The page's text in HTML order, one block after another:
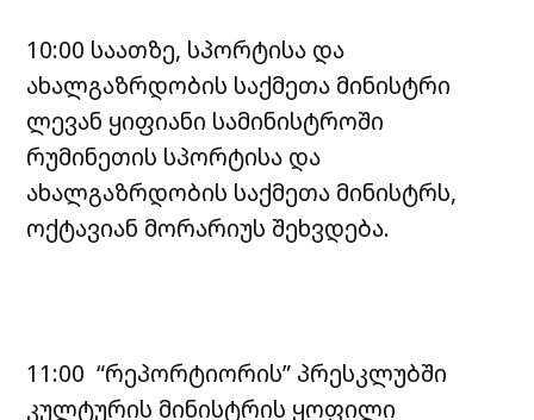
10:00 საათზე, სპორტისა და
ახალგაზრდობის საქმეთა მინისტრი
ლევან ყიფიანი სამინისტროში
რუმინეთის სპორტისა და
ახალგაზრდობის საქმეთა მინისტრს,
ოქტავიან მორარიუს შეხვდება.
11:00 “რეპორტიორის” პრესკლუბში
კულტურის მინისტრის ყოფილი